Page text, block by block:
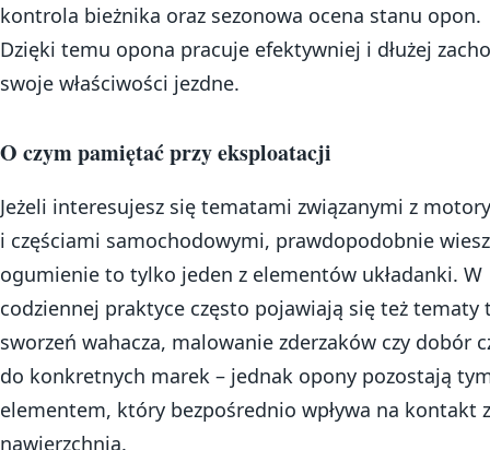
kontrola bieżnika oraz sezonowa ocena stanu opon.
Dzięki temu opona pracuje efektywniej i dłużej
swoje właściwości jezdne.
O czym pamiętać przy eksploatacji
Jeżeli interesujesz się tematami związanymi z
i częściami samochodowymi, prawdopodobnie
ogumienie to tylko jeden z elementów układanki. W
codziennej praktyce często pojawiają się też tematy
sworzeń wahacza, malowanie zderzaków czy dobór
do konkretnych marek – jednak opony pozostają
elementem, który bezpośrednio wpływa na kontakt z
nawierzchnią.